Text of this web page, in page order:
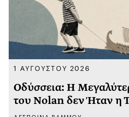
1 ΑΥΓΟΥΣΤΟΥ 2026
Οδύσσεια: Η
του Nolan δεν Ήταν η